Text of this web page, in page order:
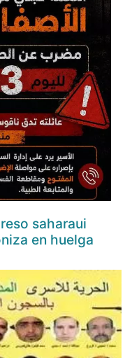
saharaui
en huelga